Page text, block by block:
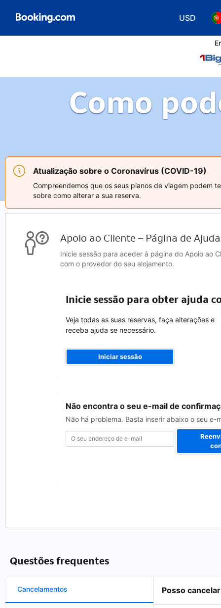
USD
Como
Atualização sobre o Coronavírus (COVID-19)
Compreendemos que os seus planos de viagem podem
sobre como alterar a sua reserva.
Apoio ao Cliente – Página de Ajuda
Inicie sessão para aceder à página do Apoio ao
com o provedor do seu alojamento.
Inicie sessão para obter ajuda
Veja todas as suas reservas, faça alterações e
receba ajuda se necessário.
Iniciar sessão
Não encontra o seu e-mail de
Não há problema. Basta inserir abaixo o seu
endereço
Questões frequentes
Cancelamentos Posso